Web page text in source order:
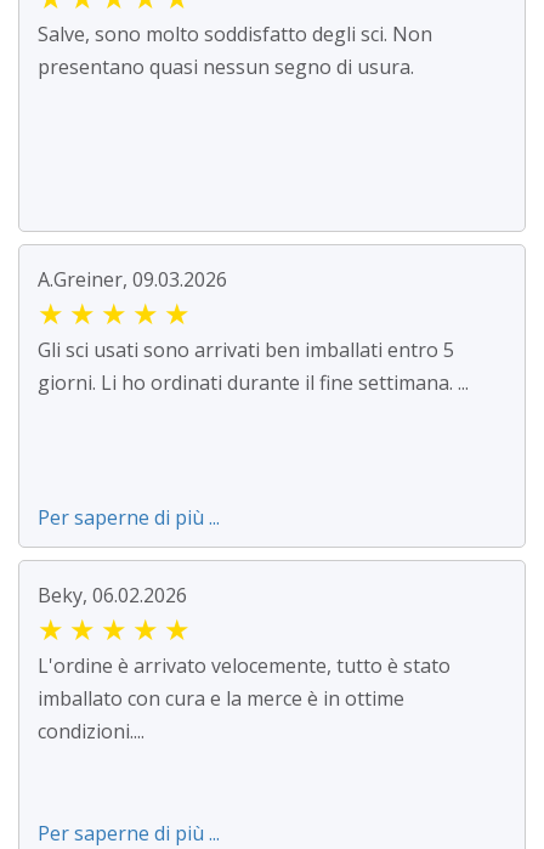
Salve, sono molto soddisfatto degli sci. Non
presentano quasi nessun segno di usura.
A.Greiner, 09.03.2026
★ ★ ★ ★ ★
Gli sci usati sono arrivati ben imballati entro 5
giorni. Li ho ordinati durante il fine settimana. ...
Per saperne di più ...
Beky, 06.02.2026
★ ★ ★ ★ ★
L'ordine è arrivato velocemente, tutto è stato
imballato con cura e la merce è in ottime
condizioni....
Per saperne di più ...